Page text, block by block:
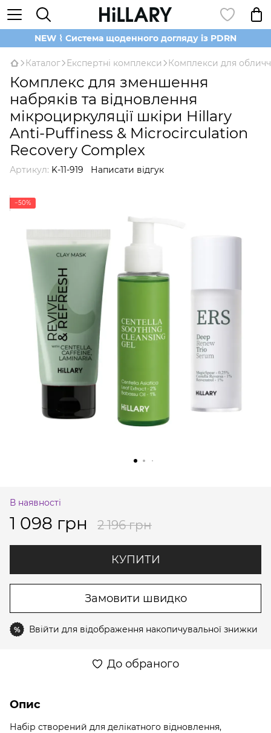
NEW ⌇ Система щоденного догляду із PDRN
Каталог Експертні комплекси Комплекси для
Комплекс для зменшення
набряків та відновлення
мікроциркуляції шкіри Hillary
Anti-Puffiness & Microcirculation
Recovery Complex
Артикул: K-11-919 Написати відгук
−50%
В наявності
1 098 грн 2 196 грн
КУПИТИ
Замовити швидко
% Ввійти для відображення накопичувальної знижки
До обраного
Опис
Набір створений для делікатного відновлення,